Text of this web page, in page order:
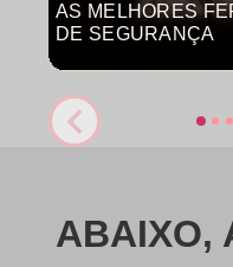
AS MELHORES
DE SEGURANÇA
ABAIXO,